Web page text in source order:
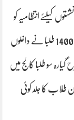
بوائز ڈگری کالج سکردو میں ایف ایس سی کی 240نشستوں کیلئے انتظامیہ کو
1500درخواستیں موصول ہوگئیں اور ان میں سے 1400 طلبا نے داخلوں
سو طلبا کالج میں
طلاب کا جلد کوئی